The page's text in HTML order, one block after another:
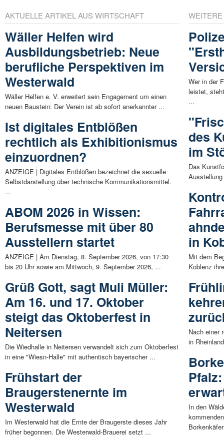
AKTUELLE ARTIKEL AUS WIRTSCHAFT
Wäller Helfen wird
Ausbildungsbetrieb: Neue
berufliche Perspektiven im
Westerwald
Wäller Helfen e. V. erweitert sein Engagement um einen
neuen Baustein: Der Verein ist ab sofort anerkannter ...
Ist digitales Entblößen
rechtlich als Exhibitionismus
einzuordnen?
ANZEIGE | Digitales Entblößen bezeichnet die sexuelle
Selbstdarstellung über technische Kommunikationsmittel.
...
ABOM 2026 in Wissen:
Berufsmesse mit über 80
Ausstellern startet
ANZEIGE | Am Dienstag, 8. September 2026, von 17:30
bis 20 Uhr sowie am Mittwoch, 9. September 2026, ...
Grüß Gott, sagt Muli Müller:
Am 16. und 17. Oktober
steigt das Oktoberfest in
Neitersen
Die Wiedhalle in Neitersen verwandelt sich zum Oktoberfest
in eine "Wiesn-Halle" mit authentisch bayerischer ...
Frühstart der
Braugerstenernte im
Westerwald
Im Westerwald hat die Ernte der Braugerste dieses Jahr
früher begonnen. Die Westerwald-Brauerei setzt ...
Wer in der
leistet,
...
des
im
Das
in
Mit dem
Koblenz
Nach einer
in
In den